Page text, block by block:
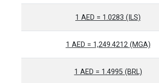
1 AED = 1.0283 (ILS)
1 AED = 1,249.4212 (MGA)
1 AED = 1.4995 (BRL)